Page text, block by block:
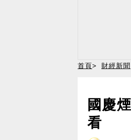
首頁> 財經新聞
國慶
看